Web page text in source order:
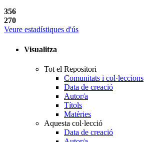
356
270
Veure estadístiques d'ús
Visualitza
Tot el Repositori
Comunitats i col·leccions
Data de creació
Autor/a
Títols
Matèries
Aquesta col·lecció
Data de creació